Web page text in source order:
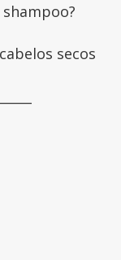
secos